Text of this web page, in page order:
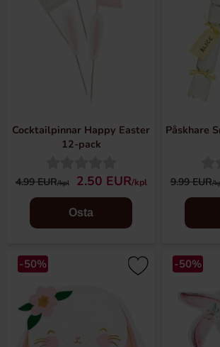
Cocktailpinnar Happy Easter
12-pack
4.99 EUR/kpl 2.50 EUR/kpl
Osta
Påskhare
9.99 EUR/
-50% -50%